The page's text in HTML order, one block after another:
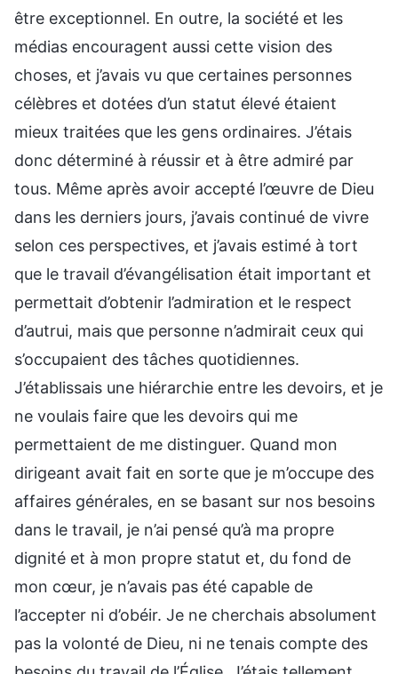
être exceptionnel. En outre, la société et les
médias encouragent aussi cette vision des
choses, et j’avais vu que certaines personnes
célèbres et dotées d’un statut élevé étaient
mieux traitées que les gens ordinaires. J’étais
donc déterminé à réussir et à être admiré par
tous. Même après avoir accepté l’œuvre de Dieu
dans les derniers jours, j’avais continué de vivre
selon ces perspectives, et j’avais estimé à tort
que le travail d’évangélisation était important et
permettait d’obtenir l’admiration et le respect
d’autrui, mais que personne n’admirait ceux qui
s’occupaient des tâches quotidiennes.
J’établissais une hiérarchie entre les devoirs, et je
ne voulais faire que les devoirs qui me
permettaient de me distinguer. Quand mon
dirigeant avait fait en sorte que je m’occupe des
affaires générales, en se basant sur nos besoins
dans le travail, je n’ai pensé qu’à ma propre
dignité et à mon propre statut et, du fond de
mon cœur, je n’avais pas été capable de
l’accepter ni d’obéir. Je ne cherchais absolument
pas la volonté de Dieu, ni ne tenais compte des